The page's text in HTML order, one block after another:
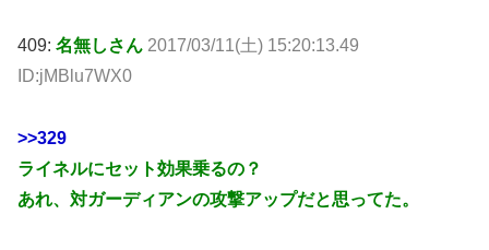
409: 名無しさん 2017/03/11(土) 15:20:13.49
ID:jMBlu7WX0
>>329
ライネルにセット効果乗るの？
あれ、対ガーディアンの攻撃アップだと思ってた。